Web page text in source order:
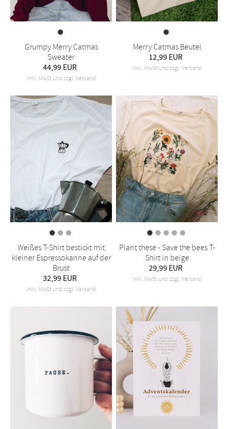
Grumpy Merry Catmas
Sweater
44,99 EUR
inkl. MwSt und zzgl. Versand
Merry Catmas Beutel
12,99 EUR
inkl. MwSt und zzgl. Versand
Weißes T-Shirt bestickt mit
kleiner Espressokanne auf der
Brust
32,99 EUR
inkl. MwSt und zzgl. Versand
Plant these - Save the bees T-
Shirt in beige
29,99 EUR
inkl. MwSt und zzgl. Versand